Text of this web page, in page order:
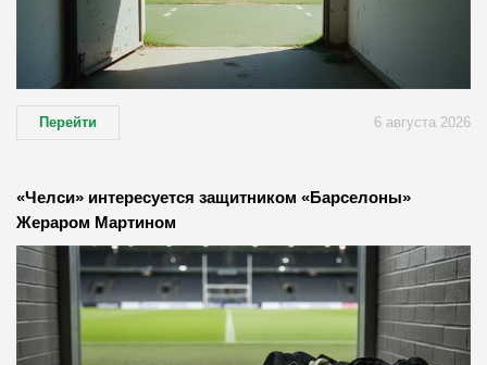
Перейти 6 августа 2026
«Челси» интересуется защитником «Барселоны»
Жераром Мартином